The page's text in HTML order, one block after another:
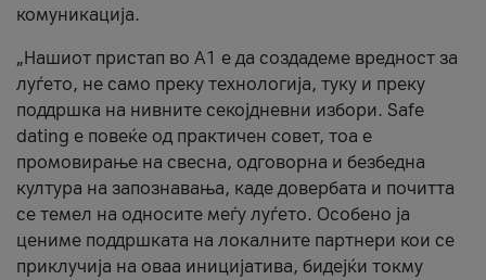
комуникација.
„Нашиот пристап во А1 е да создадеме вредност за
луѓето, не само преку технологија, туку и преку
поддршка на нивните секојдневни избори. Safe
dating е повеќе од практичен совет, тоа е
промовирање на свесна, одговорна и безбедна
култура на запознавања, каде довербата и почитта
се темел на односите меѓу луѓето. Особено ја
цениме поддршката на локалните партнери кои се
приклучија на оваа иницијатива, бидејќи токму